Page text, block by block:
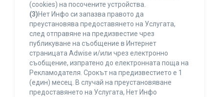
(cookies) на посочените устройства.
(3)Нет Инфо си запазва правото да
преустановява предоставянето на Услугата,
след отправяне на предизвестие чрез
публикуване на съобщение в Интернет
страницата Adwise и/или чрез електронно
съобщение, изпратено до електронната поща на
Рекламодателя. Срокът на предизвестието е 1
(един) месец. В случай на преустановяване
предоставянето на Услугата, Нет Инфо